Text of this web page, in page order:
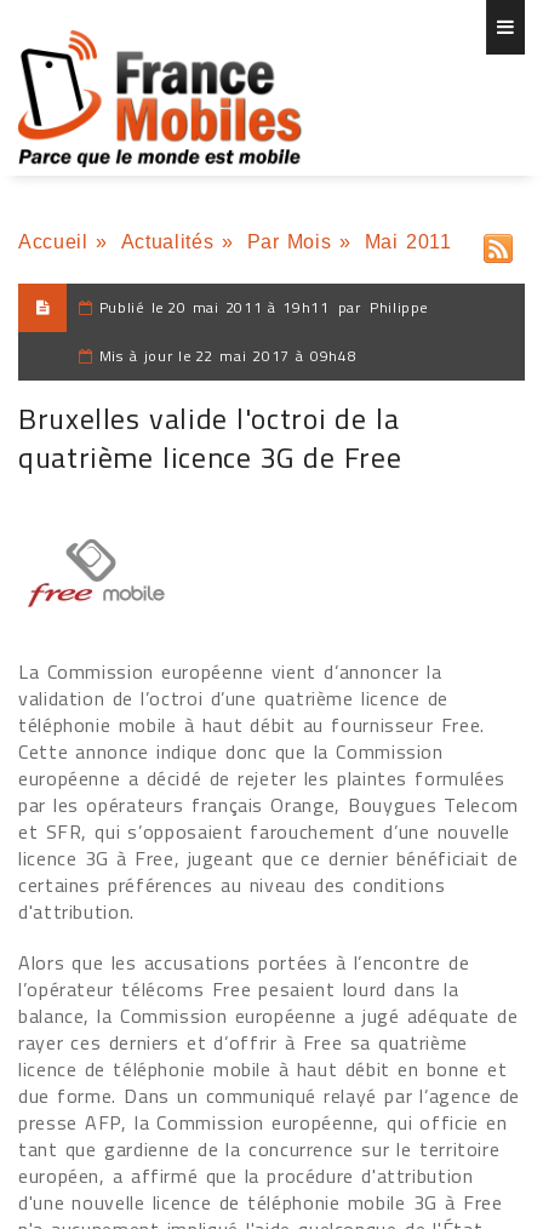
Accueil » Actualités » Par Mois » Mai 2011
Publié le 20 mai 2011 à 19h11 par Philippe
Mis à jour le 22 mai 2017 à 09h48
Bruxelles valide l'octroi de la
quatrième licence 3G de Free
La Commission européenne vient d’annoncer la
validation de l’octroi d’une quatrième licence de
téléphonie mobile à haut débit au fournisseur Free.
Cette annonce indique donc que la Commission
européenne a décidé de rejeter les plaintes formulées
par les opérateurs français Orange, Bouygues Telecom
et SFR, qui s’opposaient farouchement d’une nouvelle
licence 3G à Free, jugeant que ce dernier bénéficiait de
certaines préférences au niveau des conditions
d'attribution.
Alors que les accusations portées à l’encontre de
l’opérateur télécoms Free pesaient lourd dans la
balance, la Commission européenne a jugé adéquate de
rayer ces derniers et d’offrir à Free sa quatrième
licence de téléphonie mobile à haut débit en bonne et
due forme. Dans un communiqué relayé par l’agence de
presse AFP, la Commission européenne, qui officie en
tant que gardienne de la concurrence sur le territoire
européen, a affirmé que la procédure d'attribution
d'une nouvelle licence de téléphonie mobile 3G à Free